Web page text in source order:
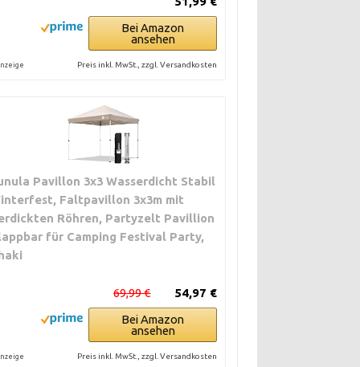
Bei Amazon
ansehen
Preis inkl. MwSt., zzgl. Versandkosten
Pavillon 3x3 Wasserdicht Stabil
Faltpavillon 3x3m mit
Röhren, Partyzelt Pavillion
für Camping Festival Party,
54,97 €
69,99 €
Bei Amazon
ansehen
Preis inkl. MwSt., zzgl. Versandkosten